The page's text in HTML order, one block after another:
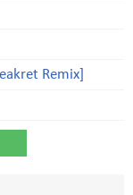
Remix]